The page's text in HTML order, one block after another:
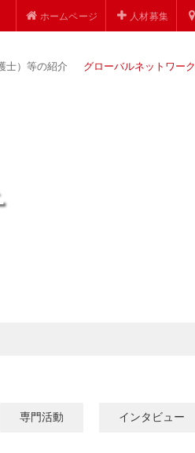
ホームページ 人材募集
士）等の紹介 グローバルネットワーク
専門活動 インタビュー